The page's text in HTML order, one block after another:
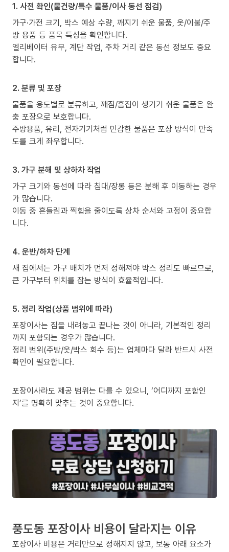
1. 사전 확인(물건량/특수 물품/이사 동선 점검)
가구·가전 크기, 박스 예상 수량, 깨지기 쉬운 물품, 옷/이불/주
방 용품 등 품목 특성을 확인합니다.
엘리베이터 유무, 계단 작업, 주차 거리 같은 동선 정보도 중요
합니다.
2. 분류 및 포장
물품을 용도별로 분류하고, 깨짐/흠집이 생기기 쉬운 물품은 완
충 포장으로 보호합니다.
주방용품, 유리, 전자기기처럼 민감한 물품은 포장 방식이 만족
도를 크게 좌우합니다.
3. 가구 분해 및 상하차 작업
가구 크기와 동선에 따라 침대/장롱 등은 분해 후 이동하는 경우
가 많습니다.
이동 중 흔들림과 찍힘을 줄이도록 상차 순서와 고정이 중요합
니다.
4. 운반/하차 단계
새 집에서는 가구 배치가 먼저 정해져야 박스 정리도 빠르므로,
큰 가구부터 위치를 잡는 방식이 효율적입니다.
5. 정리 작업(상품 범위에 따라)
포장이사는 짐을 내려놓고 끝나는 것이 아니라, 기본적인 정리
까지 포함되는 경우가 많습니다.
정리 범위(주방/옷/박스 회수 등)는 업체마다 달라 반드시 사전
확인이 필요합니다.
포장이사라도 제공 범위는 다를 수 있으니, ‘어디까지 포함인
지’를 명확히 맞추는 것이 중요합니다.
풍도동 포장이사 비용이 달라지는 이유
포장이사 비용은 거리만으로 정해지지 않고, 보통 아래 요소가